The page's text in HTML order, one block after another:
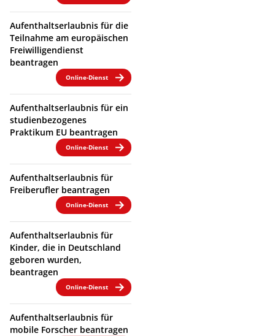
Aufenthaltserlaubnis für die
Teilnahme am europäischen
Freiwilligendienst
beantragen
Online-Dienst
Aufenthaltserlaubnis für ein
studienbezogenes
Praktikum EU beantragen
Online-Dienst
Aufenthaltserlaubnis für
Freiberufler beantragen
Online-Dienst
Aufenthaltserlaubnis für
Kinder, die in Deutschland
geboren wurden,
beantragen
Online-Dienst
Aufenthaltserlaubnis für
mobile Forscher beantragen